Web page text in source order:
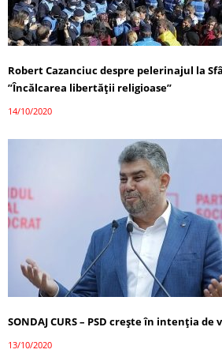
Robert Cazanciuc despre pelerinajul la
”Încălcarea libertății religioase”
14/10/2020
SONDAJ CURS – PSD crește în intenția de
13/10/2020